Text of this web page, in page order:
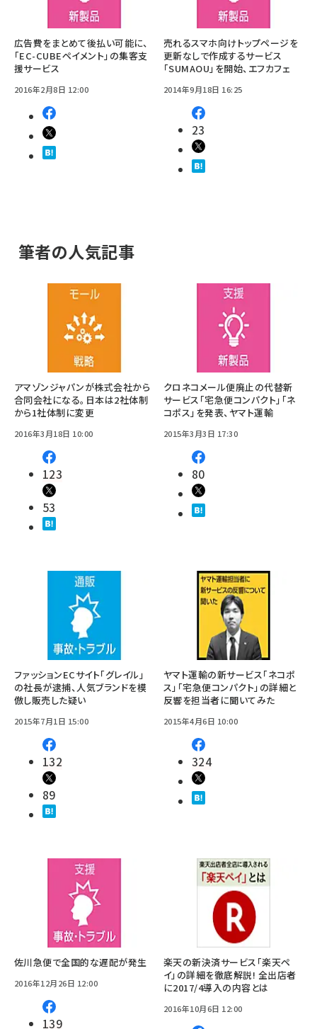
広告費をまとめて後払い可能に、
「EC-CUBEペイメント」の集客支
援サービス
2016年2月8日 12:00
売れるスマホ向けトップページを
更新なしで作成するサービス
「SUMAOU」を開始、エフカフェ
2014年9月18日 16:25
23
筆者の人気記事
アマゾンジャパンが株式会社から
合同会社になる。日本は2社体制
から1社体制に変更
2016年3月18日 10:00
123
53
クロネコメール便廃止の代替新
サービス「宅急便コンパクト」「ネ
コポス」を発表、ヤマト運輸
2015年3月3日 17:30
80
ファッションECサイト「グレイル」
の社長が逮捕、人気ブランドを模
倣し販売した疑い
2015年7月1日 15:00
132
89
ヤマト運輸の新サービス「ネコポ
ス」「宅急便コンパクト」の詳細と
反響を担当者に聞いてみた
2015年4月6日 10:00
324
佐川急便で全国的な遅配が発生
2016年12月26日 12:00
139
楽天の新決済サービス「楽天ペ
イ」の詳細を徹底解説! 全出店者
に2017/4導入の内容とは
2016年10月6日 12:00